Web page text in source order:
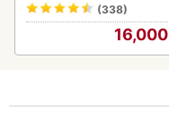
(338)
16,000